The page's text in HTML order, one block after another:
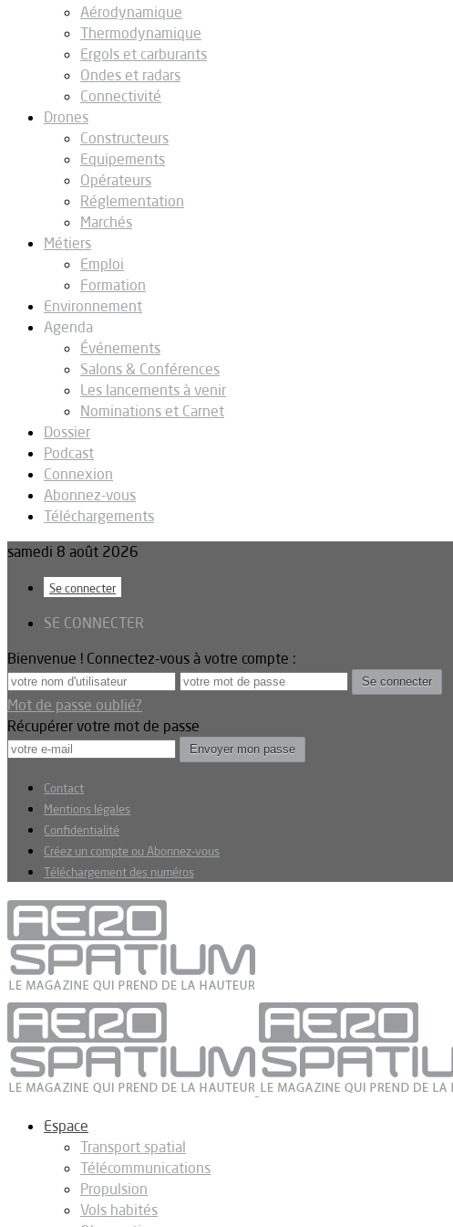
Aérodynamique
Thermodynamique
Ergols et carburants
Ondes et radars
Connectivité
Drones
Constructeurs
Equipements
Opérateurs
Réglementation
Marchés
Métiers
Emploi
Formation
Environnement
Agenda
Événements
Salons & Conférences
Les lancements à venir
Nominations et Carnet
Dossier
Podcast
Connexion
Abonnez-vous
Téléchargements
samedi 8 août 2026
Se connecter
SE CONNECTER
Bienvenue ! Connectez-vous à votre compte :
Mot de passe oublié?
Récupérer votre mot de passe
Contact
Mentions légales
Confidentialité
Créez un compte ou Abonnez-vous
Téléchargement des numéros
Espace
Transport spatial
Télécommunications
Propulsion
Vols habités